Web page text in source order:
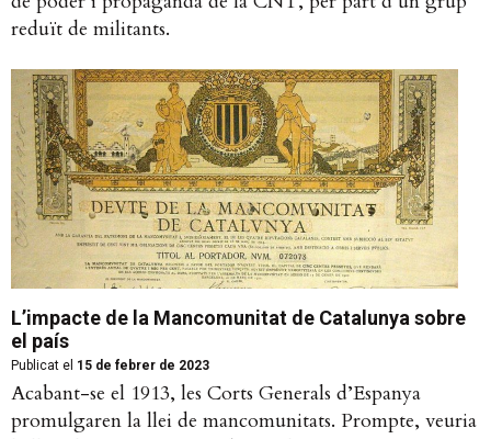
reduït de militants.
L’impacte de la Mancomunitat de Catalunya sobre
el país
Publicat el 15 de febrer de 2023
Acabant-se el 1913, les Corts Generals d’Espanya
promulgaren la llei de mancomunitats. Prompte, veuria